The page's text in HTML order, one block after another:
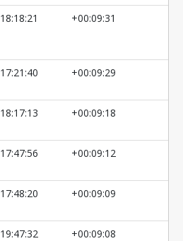
18:18:21 +00:09:31
17:21:40 +00:09:29
18:17:13 +00:09:18
17:47:56 +00:09:12
17:48:20 +00:09:09
19:47:32 +00:09:08